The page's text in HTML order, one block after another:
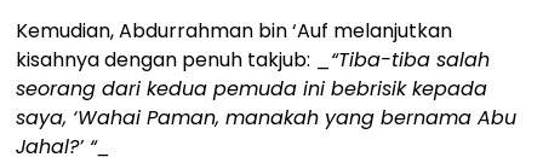
Kemudian, Abdurrahman bin ‘Auf melanjutkan
kisahnya dengan penuh takjub: _ “Tiba-tiba salah
seorang dari kedua pemuda ini bebrisik kepada
saya, ‘Wahai Paman, manakah yang bernama Abu
Jahal?’ “_